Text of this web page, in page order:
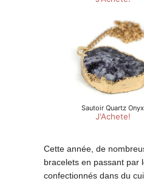
Cette année, de
bracelets en passant par
confectionnés dans du